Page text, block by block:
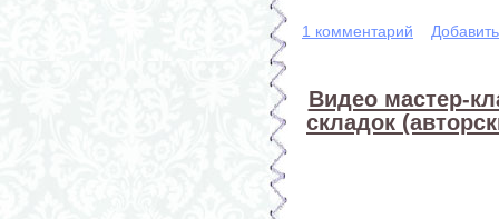
1 комментарий
Видео мастер-
складок